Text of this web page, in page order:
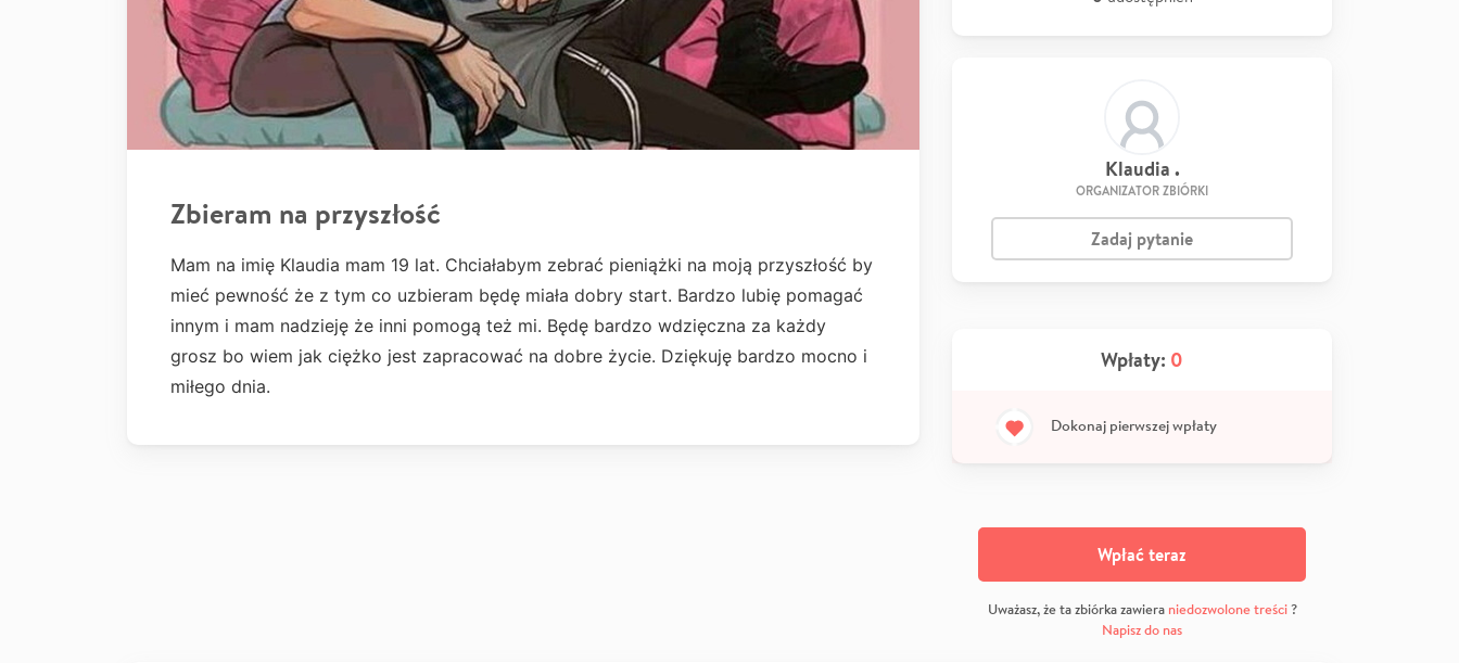
Zbieram na przyszłość
Mam na imię Klaudia mam 19 lat. Chciałabym zebrać pieniążki na moją przyszłość by
mieć pewność że z tym co uzbieram będę miała dobry start. Bardzo lubię pomagać
innym i mam nadzieję że inni pomogą też mi. Będę bardzo wdzięczna za każdy
grosz bo wiem jak ciężko jest zapracować na dobre życie. Dziękuję bardzo mocno i
miłego dnia.
Klaudia .
ORGANIZATOR ZBIÓRKI
Zadaj pytanie
Wpłaty: 0
Dokonaj pierwszej wpłaty
Wpłać teraz
Uważasz, że ta zbiórka zawiera niedozwolone treści?
Napisz do nas